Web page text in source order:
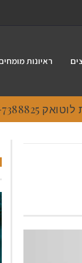
ראיונות
7388825.